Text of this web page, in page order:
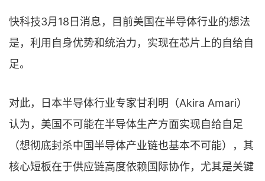
快科技3月18日消息，目前美国在半导体行业的想法
是，利用自身优势和统治力，实现在芯片上的自给自
足。
对此，日本半导体行业专家甘利明（Akira Amari）
认为，美国不可能在半导体生产方面实现自给自足
（想彻底封杀中国半导体产业链也基本不可能），其
核心短板在于供应链高度依赖国际协作，尤其是关键